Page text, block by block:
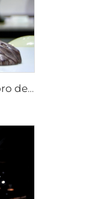
Adorno de piedra – Un pequeño tesoro de la artesanía de la naturaleza artesanías de piedra obras de arte en piedra